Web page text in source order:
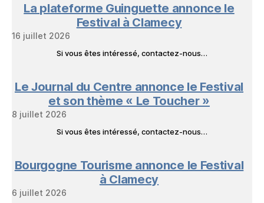
La plateforme Guinguette annonce le
Festival à Clamecy
16 juillet 2026
Si vous êtes intéressé, contactez-nous…
Le Journal du Centre annonce le Festival
et son thème « Le Toucher »
8 juillet 2026
Si vous êtes intéressé, contactez-nous…
Bourgogne Tourisme annonce le Festival
à Clamecy
6 juillet 2026